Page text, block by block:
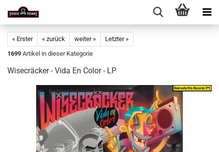
« Erster « zurück weiter »
Letzter »
1699 Artikel in dieser Kategorie
Wisecräcker - Vida En Color - LP